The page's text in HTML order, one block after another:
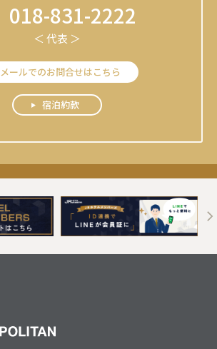
018-831-2222
＜ 代表 ＞
メールでのお問合せはこちら
宿泊約款